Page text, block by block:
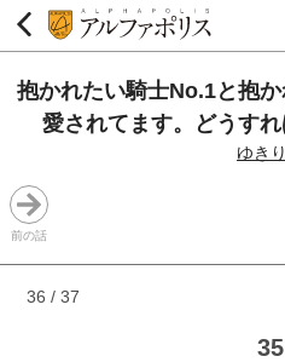
抱かれたい騎士No.1と抱
愛されてます。どうす
ゆき
前の話
36 / 37
35